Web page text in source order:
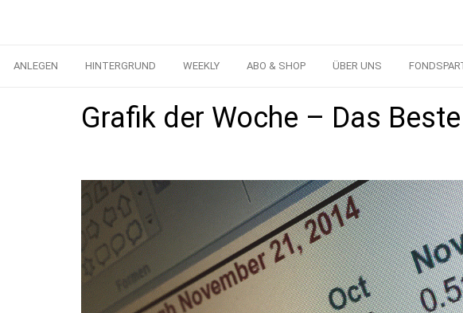
ANLEGEN HINTERGRUND WEEKLY ABO & SHOP ÜBER UNS
Grafik der Woche – Das